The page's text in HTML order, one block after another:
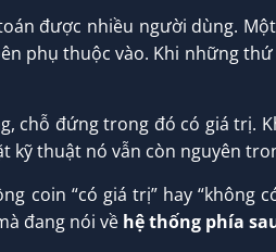
được nhiều người dùng.
phụ thuộc vào. Khi những
chỗ đứng trong đó có giá trị.
kỹ thuật nó vẫn còn nguyên
coin “có giá trị” hay
đang nói về hệ thống phía